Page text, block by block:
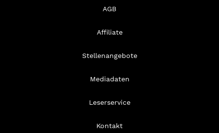
AGB
Affiliate
Stellenangebote
Mediadaten
Leserservice
Kontakt